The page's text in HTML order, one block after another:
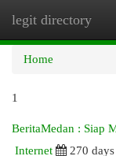
legit directory
Home
1
BeritaMedan : Siap
Internet
270